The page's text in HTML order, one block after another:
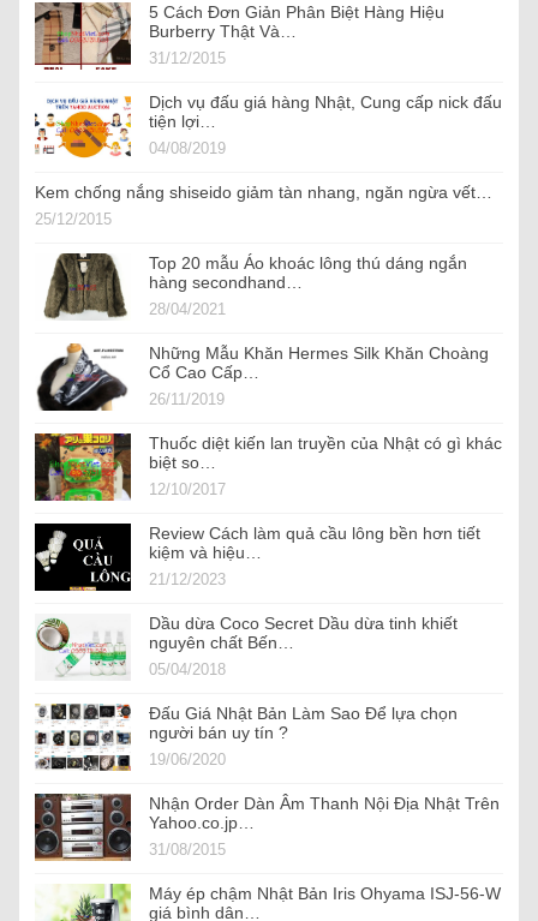
5 Cách Đơn Giản Phân Biệt Hàng Hiệu
Burberry Thật Và…
31/12/2015
Dịch vụ đấu giá hàng Nhật, Cung cấp nick đấu
tiện lợi‎…
04/08/2019
Kem chống nắng shiseido giảm tàn nhang, ngăn ngừa vết…
25/12/2015
Top 20 mẫu Áo khoác lông thú dáng ngắn
hàng secondhand…
28/04/2021
Những Mẫu Khăn Hermes Silk Khăn Choàng
Cổ Cao Cấp…
26/11/2019
Thuốc diệt kiến lan truyền của Nhật có gì khác
biệt so…
12/10/2017
Review Cách làm quả cầu lông bền hơn tiết
kiệm và hiệu…
21/12/2023
Dầu dừa Coco Secret Dầu dừa tinh khiết
nguyên chất Bến…
05/04/2018
Đấu Giá Nhật Bản Làm Sao Để lựa chọn
người bán uy tín ?
19/06/2020
Nhận Order Dàn Âm Thanh Nội Địa Nhật Trên
Yahoo.co.jp…
31/08/2015
Máy ép chậm Nhật Bản Iris Ohyama ISJ-56-W
giá bình dân…